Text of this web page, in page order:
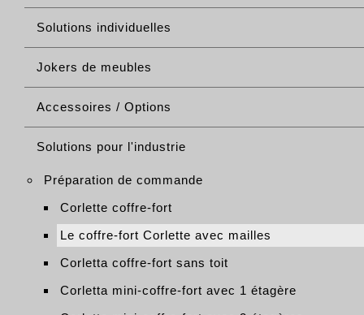
Solutions individuelles
Jokers de meubles
Accessoires / Options
Solutions pour l'industrie
Préparation de commande
Corlette coffre-fort
Le coffre-fort Corlette avec mailles
Corletta coffre-fort sans toit
Corletta mini-coffre-fort avec 1 étagère